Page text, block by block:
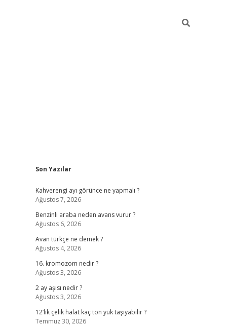
Sidebar
Son Yazılar
Kahverengi ayı görünce ne yapmalı ?
Ağustos 7, 2026
Benzinli araba neden avans vurur ?
Ağustos 6, 2026
Avan türkçe ne demek ?
Ağustos 4, 2026
16. kromozom nedir ?
Ağustos 3, 2026
2 ay aşısı nedir ?
Ağustos 3, 2026
12’lik çelik halat kaç ton yük taşıyabilir ?
Temmuz 30, 2026